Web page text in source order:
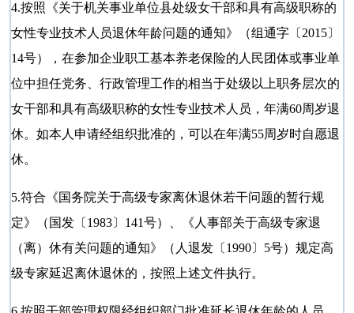
4.按照《关于机关事业单位县处级女干部和具有高级职称的
女性专业技术人员退休年龄问题的通知》（组通字〔2015〕
14号），在参加企业职工基本养老保险的人民团体或事业单
位中担任党务、行政管理工作的相当于处级以上职务层次的
女干部和具有高级职称的女性专业技术人员，年满60周岁退
休。如本人申请经组织批准的，可以在年满55周岁时自愿退
休。
5.符合《国务院关于高级专家离休退休若干问题的暂行规
定》（国发〔1983〕141号）、《人事部关于高级专家退
（离）休有关问题的通知》（人退发〔1990〕5号）规定高
级专家延迟离休退休的，按照上述文件执行。